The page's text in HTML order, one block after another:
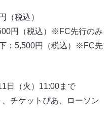
（税込）
円（税込）※FC先行のみ
：5,500円（税込）※FC先
日（火）11:00まで
チケットぴあ、ローソン